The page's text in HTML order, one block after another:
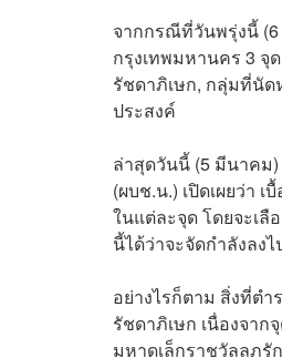
จากกรณีที่วันพรุ่งนี้
กรุงเทพมหานคร 3 จุ
รัชดาภิเษก, กลุ่มที่นั
ประสงค์
ล่าสุดวันนี้ (5 มีนาคม
(ผบช.น.) เปิดเผยว่า
ในแต่ละจุด โดยจะเ
นี้ได้ว่าจะจัดกำลังลง
อย่างไรก็ตาม สิ่งที่ต
รัชดาภิเษก เนื่องจา
มหาดเล็กราชวัลลภรั